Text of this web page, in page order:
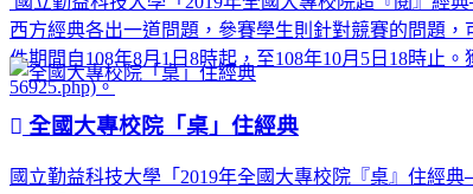
西方經典各出一道問題，參賽學生則針對競賽的問題
件期間自108年8月1日8時起，至108年10月5日18時止
56925.php)。
全國大專校院「桌」住經典
國立勤益科技大學「2019年全國大專校院『桌』住經